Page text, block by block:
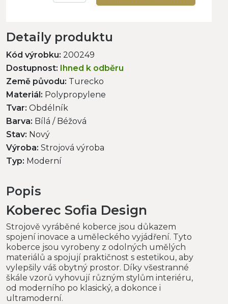
Detaily produktu
Kód výrobku: 200249
Dostupnost: Ihned k odběru
Země původu: Turecko
Materiál: Polypropylene
Tvar: Obdélník
Barva: Bílá / Béžová
Stav: Nový
Výroba: Strojová výroba
Typ: Moderní
Popis
Koberec Sofia Design
Strojově vyráběné koberce jsou důkazem
spojení inovace a uměleckého vyjádření. Tyto
koberce jsou vyrobeny z odolných umělých
materiálů a spojují praktičnost s estetikou, aby
vylepšily váš obytný prostor. Díky všestranné
škále vzorů vyhovují různým stylům interiéru,
od moderního po klasický, a dokonce i
ultramoderní.